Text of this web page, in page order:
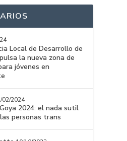
Local de Desarrollo de
la nueva zona de
jóvenes en
02/2024
2024: el nada sutil
personas trans